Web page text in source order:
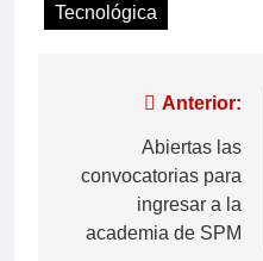
Tecnológica
Anterior:
Abiertas las
convocatorias para
ingresar a la
academia de SPM